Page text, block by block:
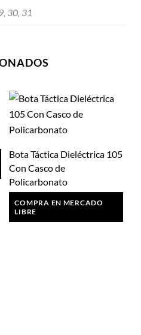
30, 31
Bota Táctica Dieléctrica 105
Con Casco de
Policarbonato
COMPRA EN MERCADO
LIBRE